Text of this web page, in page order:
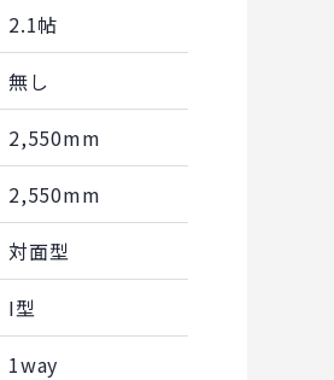
2.1帖
無し
2,550mm
2,550mm
対面型
I型
1way